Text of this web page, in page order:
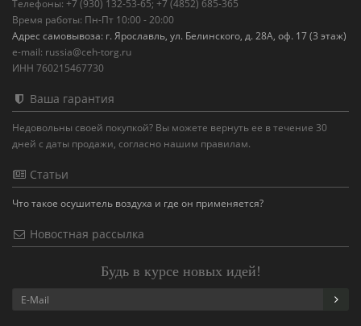
Телефоны: +7 (930) 132-53-65; +7 (4852) 685-365
Время работы: Пн-Пт 10:00 - 20:00
Адрес самовывоза: г. Ярославль, ул. Белинского, д. 28А, оф. 17 (3 этаж)
e-mail: russia@ceh-torg.ru
ИНН 760215467730
Ваша гарантия
Недовольны своей покупкой? Вы можете вернуть ее в течение 30
дней с даты продажи, согласно нашим правилам.
Статьи
Что такое осушитель воздуха и где он применяется?
Новостная рассылка
Будь в курсе новых идей!